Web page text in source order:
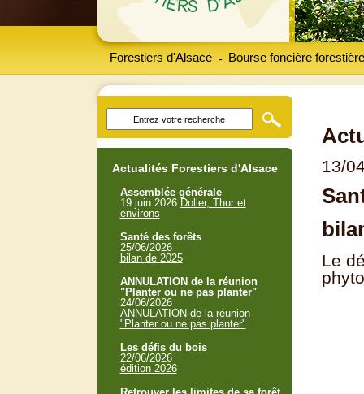
Forestiers d'Alsace Bourse foncière forestière
-
13/
Le
Actualités Forestiers d'Alsace
Assemblée générale
19 juin 2026 Doller, Thur et
environs
Santé des forêts
25/06/2026
bilan de 2025
ANNULATION de la réunion
"Planter ou ne pas planter"
24/06/2026
ANNULATION de la réunion
"Planter ou ne pas planter"
Les défis du bois
22/06/2026
édition 2026